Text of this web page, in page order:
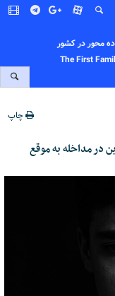
محور در کشور
The First
چاپ
در مداخله به موقع